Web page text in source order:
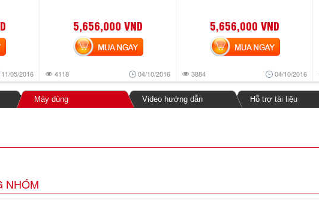
11/05/2016
5,656,000 VND
4118 04/10/2016
MUA NGAY
5,656,000 VND
3884 04/10/2016
MUA NGAY
Máy dùng Video hướng dẫn Hỗ trợ tài liệu
NHÓM